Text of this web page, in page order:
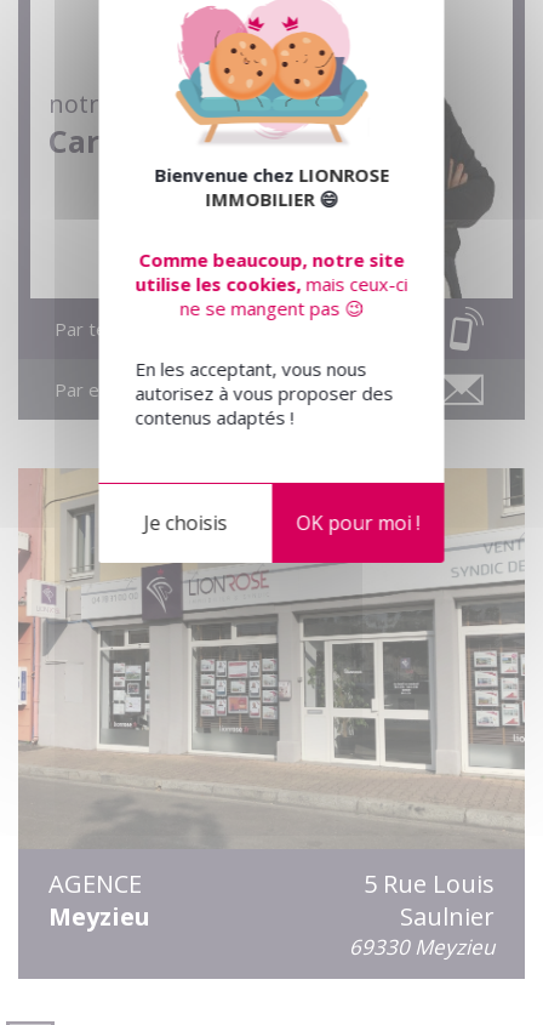
notre conseillère
Caroline
Par téléphone
Par email
AGENCE
Meyzieu
5 Rue Louis
Saulnier
69330 Meyzieu
Bienvenue chez LIONROSE
IMMOBILIER😄
Comme beaucoup, notre site
utilise les cookies,mais ceux-ci
ne se mangent pas 😉
En les acceptant, vous nous
autorisez à vous proposer des
contenus adaptés !
OK pour moi !
Je choisis